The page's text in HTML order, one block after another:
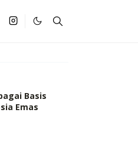
Basis
Emas